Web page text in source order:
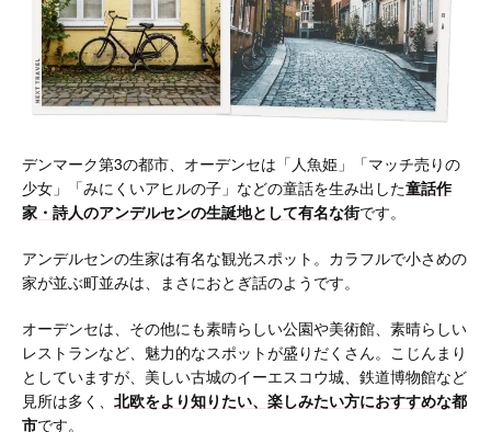
デンマーク第3の都市、オーデンセは「人魚姫」「マッチ売りの
少女」「みにくいアヒルの子」などの童話を生み出した童話作
家・詩人のアンデルセンの生誕地として有名な街です。
アンデルセンの生家は有名な観光スポット。カラフルで小さめの
家が並ぶ町並みは、まさにおとぎ話のようです。
オーデンセは、その他にも素晴らしい公園や美術館、素晴らしい
レストランなど、魅力的なスポットが盛りだくさん。こじんまり
としていますが、美しい古城のイーエスコウ城、鉄道博物館など
見所は多く、 北欧をより知りたい、楽しみたい方におすすめな都
市です。